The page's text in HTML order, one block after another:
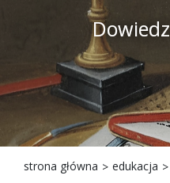
strona główna edukacja